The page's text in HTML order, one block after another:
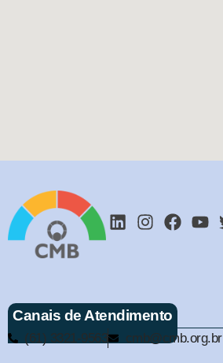
Canais de Atendimento
(61) 3321-9563 cmb@cmb.org.br